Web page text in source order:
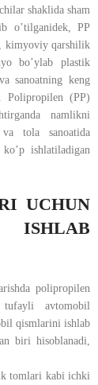
shaklida sham
o’tilganidek, PP
kimyoviy qarshilik
bo’ylab plastik
sanoatning keng
Polipropilen (PP)
namlikni
tola sanoatida
ishlatiladigan
UCHUN
ISHLAB
polipropilen
avtomobil
qismlarini ishlab
biri hisoblanadi,
tomlari kabi ichki